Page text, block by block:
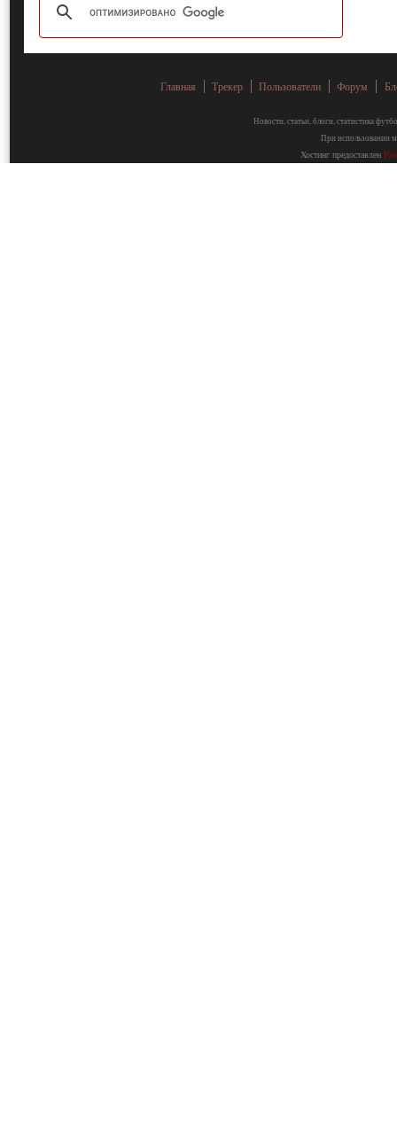
Главная Трекер Пользователи Форум
Новости, статьи, блоги, статистика
При использовании
Хостинг предоставлен